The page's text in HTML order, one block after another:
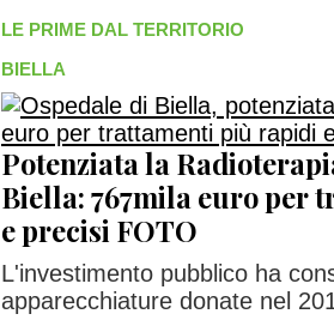
LE PRIME DAL TERRITORIO
BIELLA
Potenziata la
Biella: 767mila euro per
e precisi FOTO
L'investimento pubblico ha
apparecchiature donate nel